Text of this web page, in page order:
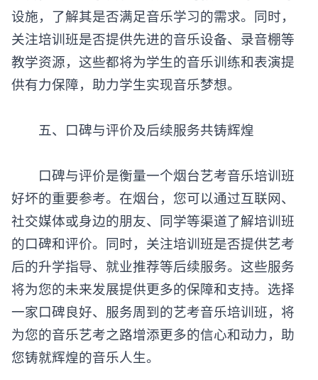
设施，了解其是否满足音乐学习的需求。同时，
关注培训班是否提供先进的音乐设备、录音棚等
教学资源，这些都将为学生的音乐训练和表演提
供有力保障，助力学生实现音乐梦想。
‌五、口碑与评价及后续服务共铸辉煌‌
口碑与评价是衡量一个烟台艺考音乐培训班
好坏的重要参考。在烟台，您可以通过互联网、
社交媒体或身边的朋友、同学等渠道了解培训班
的口碑和评价。同时，关注培训班是否提供艺考
后的升学指导、就业推荐等后续服务。这些服务
将为您的未来发展提供更多的保障和支持。选择
一家口碑良好、服务周到的艺考音乐培训班，将
为您的音乐艺考之路增添更多的信心和动力，助
您铸就辉煌的音乐人生。